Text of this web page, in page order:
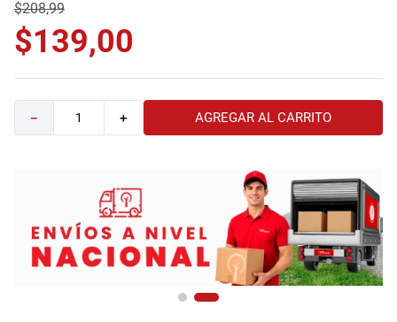
$208,99
$139,00
＋
－ AGREGAR AL CARRITO
10
camas